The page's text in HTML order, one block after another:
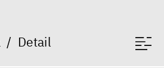
/ DetailTomáš Feřtek
Klára Šimáčková Laurenčíková